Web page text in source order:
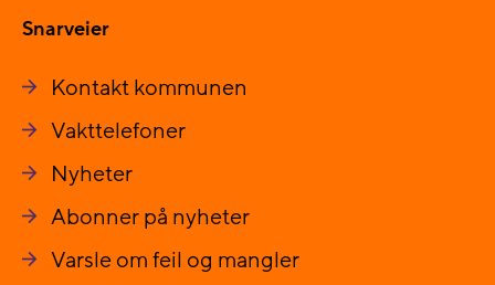
Snarveier
Kontakt kommunen
Vakttelefoner
Nyheter
Abonner på nyheter
Varsle om feil og mangler